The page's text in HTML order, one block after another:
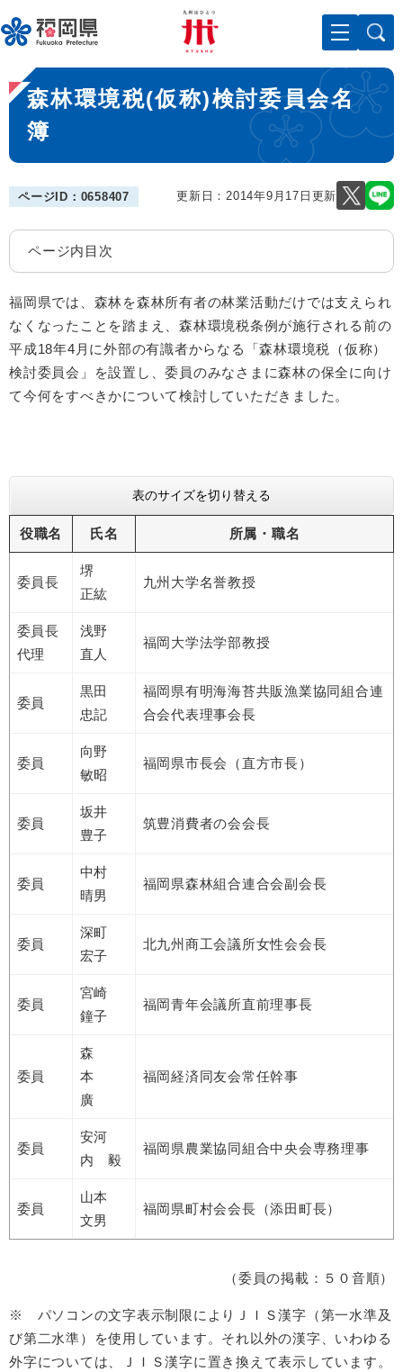
ー
ジ
先
頭
。
メニューを飛ばして本文へ
本
文
森林環境税(仮称)検討委員会名
簿
ページID：0658407 更新日：2014年9月17日更新
ページ内目次
福岡県では、森林を森林所有者の林業活動だけでは支えられ
なくなったことを踏まえ、森林環境税条例が施行される前の
平成18年4月に外部の有識者からなる「森林環境税（仮称）
検討委員会」を設置し、委員のみなさまに森林の保全に向け
て今何をすべきかについて検討していただきました。
表のサイズを切り替える
役職名 氏名 所属・職名
委員長
堺
正紘
九州大学名誉教授
委員長
代理
浅野
直人
福岡大学法学部教授
委員
黒田
忠記
福岡県有明海海苔共販漁業協同組合連
合会代表理事会長
委員
向野
敏昭
福岡県市長会（直方市長）
委員
坂井
豊子
筑豊消費者の会会長
委員
中村
晴男
福岡県森林組合連合会副会長
委員
深町
宏子
北九州商工会議所女性会会長
委員
宮崎
鐘子
福岡青年会議所直前理事長
委員
森
本
廣
福岡経済同友会常任幹事
委員
安河
内 毅
福岡県農業協同組合中央会専務理事
委員
山本
文男
福岡県町村会会長（添田町長）
（委員の掲載：５０音順）
※ パソコンの文字表示制限によりＪＩＳ漢字（第一水準及
び第二水準）を使用しています。それ以外の漢字、いわゆる
外字については、ＪＩＳ漢字に置き換えて表示しています。